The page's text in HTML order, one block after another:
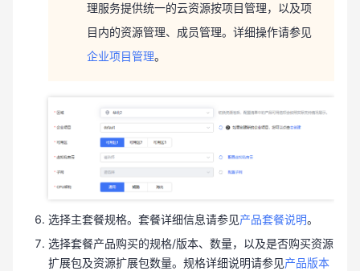
理服务提供统一的云资源按项目管理，以及项
目内的资源管理、成员管理。详细操作请参见
企业项目管理。
选择主套餐规格。套餐详细信息请参见产品套餐说明。
选择套餐产品购买的规格/版本、数量，以及是否购买资源
扩展包及资源扩展包数量。规格详细说明请参见产品版本